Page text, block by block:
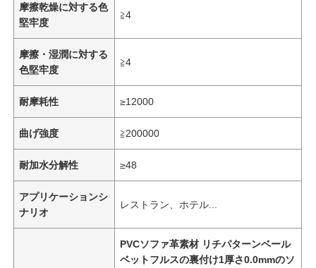
ホーム
摩擦乾燥に対する色
堅牢度
≧4
摩擦・湿潤に対する
色堅牢度
≧4
耐摩耗性 ≥12000
曲げ強度 ≧200000
耐加水分解性 ≥48
アプリケーションシ
ナリオ
レストラン、ホテル...
PVCソファ革素材 リチパターンベール
ベットフルスの裏付け1厚さ0.0mmのソ